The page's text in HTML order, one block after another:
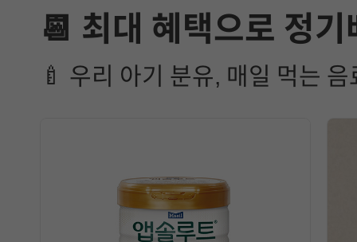
📆 최대 혜택으로 정
🍼 우리 아기 분유, 매일 먹는